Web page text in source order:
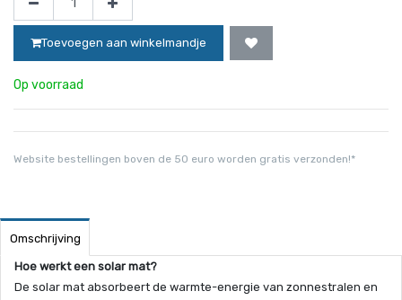
Toevoegen aan winkelmandje
Op voorraad
Website bestellingen boven de 50 euro worden gratis verzonden!*
Omschrijving
Hoe werkt een solar mat?
De solar mat absorbeert de warmte-energie van zonnestralen en